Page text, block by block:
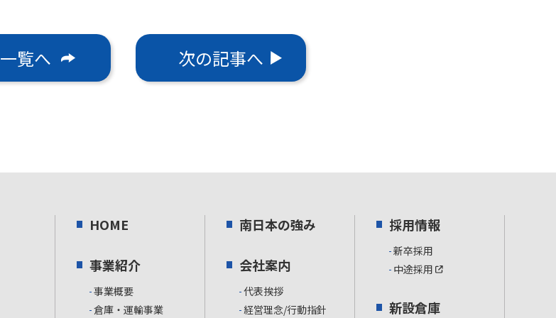
一覧へ 次の記事へ
HOME
事業紹介
事業概要
倉庫・運輸事業
南日本の強み
会社案内
代表挨拶
経営理念/行動指針
採用情報
新卒採用
中途採用
新設倉庫